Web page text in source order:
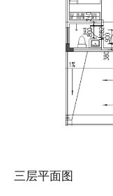
三层平面图